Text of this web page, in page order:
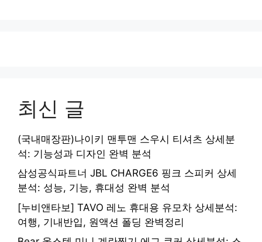
최신 글
(국내매장판)나이키 맨투맨 스우시 티셔츠 상세분
석: 기능성과 디자인 완벽 분석
삼성공식파트너 JBL CHARGE6 핑크 스피커 상세
분석: 성능, 기능, 휴대성 완벽 분석
[누비앤타보] TAVO 레노 휴대용 유모차 상세분석:
여행, 기내반입, 원액션 폴딩 완벽정리